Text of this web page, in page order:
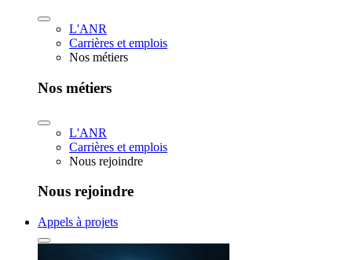
L'ANR
Carrières et emplois
Nos métiers
Nos métiers
L'ANR
Carrières et emplois
Nous rejoindre
Nous rejoindre
Appels à projets